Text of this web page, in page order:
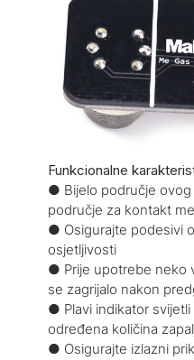
Funkcionalne
● Bijelo područje
područje za kontakt
● Osigurajte podesivi
osjetljivosti
● Prije upotrebe neko
se zagrijalo nakon
● Plavi indikator
određena količina
● Osigurajte izlazni